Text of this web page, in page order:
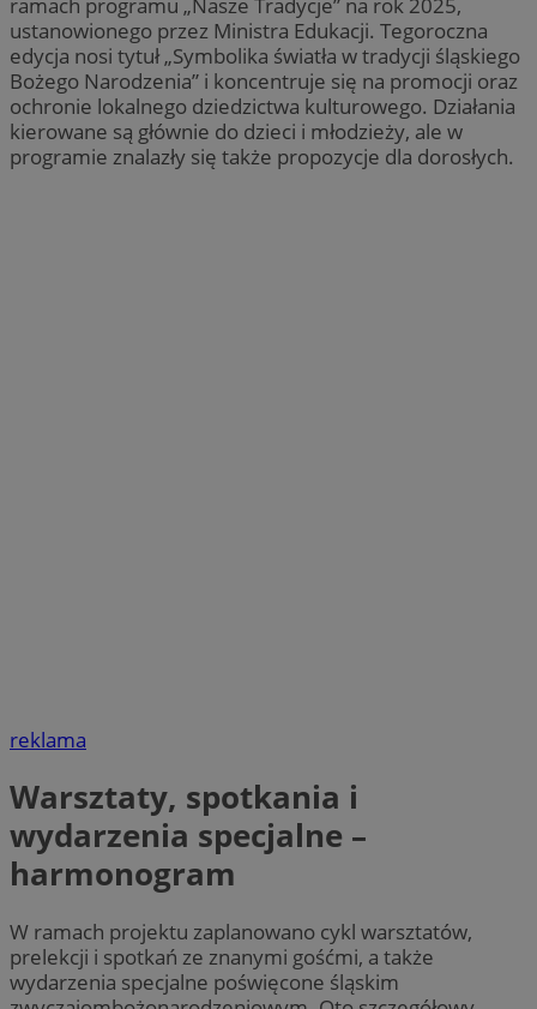
ustanowionego przez Ministra Edukacji. Tegoroczna
edycja nosi tytuł „Symbolika światła w tradycji śląskiego
Bożego Narodzenia” i koncentruje się na promocji oraz
ochronie lokalnego dziedzictwa kulturowego. Działania
kierowane są głównie do dzieci i młodzieży, ale w
programie znalazły się także propozycje dla dorosłych.
reklama
Warsztaty, spotkania i
wydarzenia specjalne –
harmonogram
W ramach projektu zaplanowano cykl warsztatów,
prelekcji i spotkań ze znanymi gośćmi, a także
wydarzenia specjalne poświęcone śląskim